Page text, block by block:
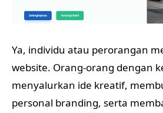
Ya, individu atau perorangan
website. Orang-orang dengan
menyalurkan ide kreatif,
personal branding, serta